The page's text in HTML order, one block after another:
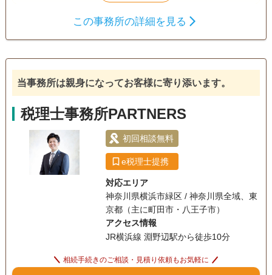
サービスを提供するために、小さなお悩みやご事情まできめ
生前贈与
訪問可 土日相談可 初回相談無料 オンライン面談可
この事務所の詳細を見る
当事務所は親身になってお客様に寄り添います。
税理士事務所PARTNERS
初回相談無料
e税理士提携
対応エリア
神奈川県横浜市緑区 / 神奈川県全域、東
京都（主に町田市・八王子市）
アクセス情報
JR横浜線 淵野辺駅から徒歩10分
相続手続きのご相談・見積り依頼もお気軽に